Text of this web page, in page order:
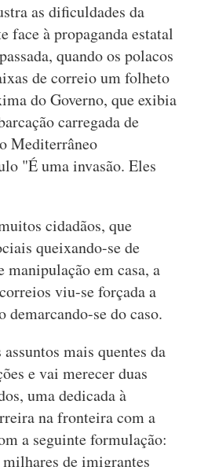
as dificuldades da
face à propaganda estatal
quando os polacos
de correio um folheto
do Governo, que exibia
carregada de
Mediterrâneo
"É uma invasão. Eles
cidadãos, que
queixando-se de
manipulação em casa, a
viu-se forçada a
se do caso.
mais quentes da
e vai merecer duas
uma dedicada à
na fronteira com a
a seguinte formulação:
de imigrantes